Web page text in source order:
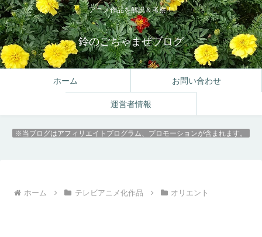
アニメ作品を解説＆考察！
鈴のごちゃまぜブログ
ホーム お問い合わせ
運営者情報
※当ブログはアフィリエイトプログラム、プロモーションが含まれます。
ホーム テレビアニメ化作品 オリエント